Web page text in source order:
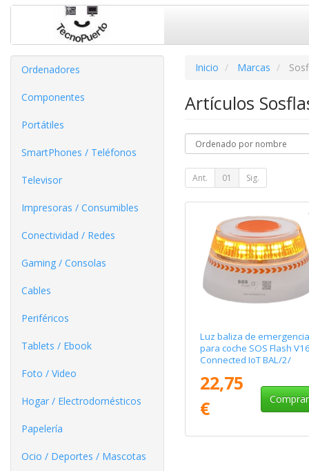
Ordenadores
Componentes
Portátiles
SmartPhones / Teléfonos
Televisor
Impresoras / Consumibles
Conectividad / Redes
Gaming / Consolas
Cables
Periféricos
Tablets / Ebook
Foto / Video
Hogar / Electrodomésticos
Papelería
Ocio / Deportes / Mascotas
Inicio Marcas
Artículos
Ant. 01 Sig.
Luz baliza de emergencia
para coche SOS Flash
Connected IoT BAL/2/
Imantada/
Funciona a Pilas
22,75
€
Comprar